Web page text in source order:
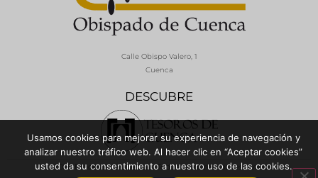
DESCUBRE
Calle Obispo Valero, 1
Cuenca
© 2026 Diócesis de Cuenca - Todos los derechos reservados
Usamos cookies para mejorar su experiencia de navegación y
analizar nuestro tráfico web. Al hacer clic en “Aceptar cookies”
usted da su consentimiento a nuestro uso de las cookies.